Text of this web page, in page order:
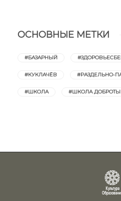
ОСНОВНЫЕ МЕТКИ
#БАЗАРНЫЙ
#КУКЛАЧЁВ #РАЗДЕЛЬНО-
#ШКОЛА #ШКОЛА ДОБРОТЫ